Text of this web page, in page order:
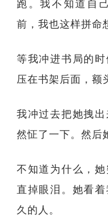
跑。我不知道自
前，我也这样拼命
等我冲进书局的
压在书架后面，额
我冲过去把她拽
然怔了一下。然后
不知道为什么，
直掉眼泪。她看
久的人。